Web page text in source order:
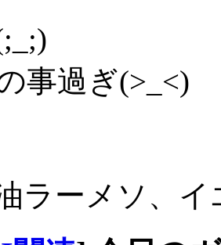
事過ぎ(>_<)
ラーメソ、イ